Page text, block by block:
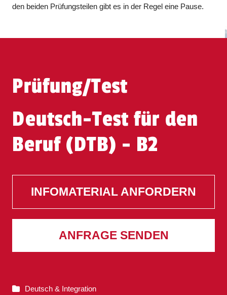
den beiden Prüfungsteilen gibt es in der Regel eine Pause.
Prüfung/Test
Deutsch-Test für den
Beruf (DTB) - B2
INFOMATERIAL ANFORDERN
ANFRAGE SENDEN
Deutsch & Integration